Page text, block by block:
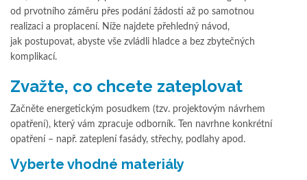
od prvotního záměru přes podání žádosti až po samotnou
realizaci a proplacení. Níže najdete přehledný návod,
jak postupovat, abyste vše zvládli hladce a bez zbytečných
komplikací.
Zvažte, co chcete zateplovat
Začněte energetickým posudkem (tzv. projektovým návrhem
opatření), který vám zpracuje odborník. Ten navrhne konkrétní
opatření – např. zateplení fasády, střechy, podlahy apod.
Vyberte vhodné materiály